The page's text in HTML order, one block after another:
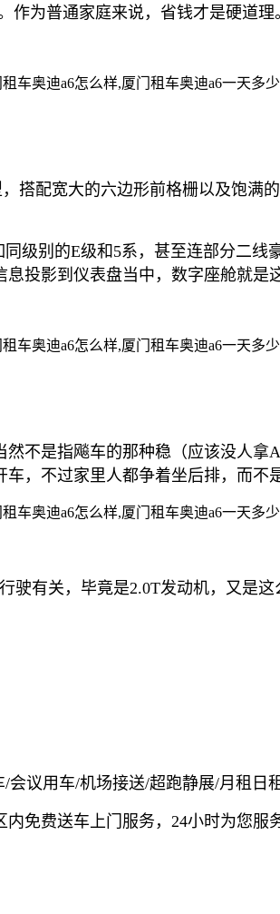
为普通家庭来说，省钱才是硬道理
搭配宽大的六边形前格栅以及饱满
级别的E级和5系，甚至连部分二
投影到仪表盘当中，数字座舱就是
不是指飚车的那种稳（应该没人拿
，不过家里人都争着坐后排，而不
驶有关，毕竟是2.0T发动机，又是
议用车/机场接送/超跑静展/月租日
免费送车上门服务，24小时为您服